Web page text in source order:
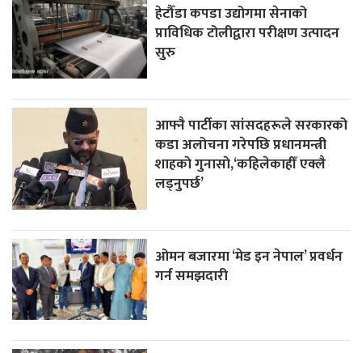
हेटौँडा कपडा उद्योगमा सेनाको
प्राविधिक टोलीद्वारा परीक्षण उत्पादन
सुरु
आफ्नै पार्टीका सांसदहरूले सरकारको
कडा अलोचना गरेपछि प्रधानमन्त्री
शाहकाे गुनासाे,‘कहिलेकाहीँ एक्लै
लड्नुपर्छ’
ओमन बजारमा ‘मेड इन नेपाल’ प्रवर्धन
गर्न समझदारी